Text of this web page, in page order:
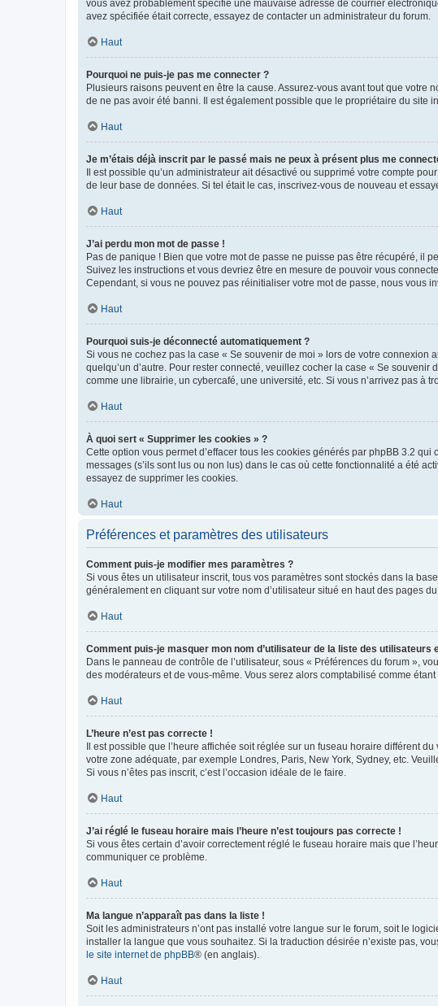
vous avez probablement spécifié une mauvaise adresse de courrier
avez spécifiée était correcte, essayez de contacter un administrateur du forum.
Haut
Pourquoi ne puis-je pas me connecter ?
Plusieurs raisons peuvent en être la cause. Assurez-vous avant tout que votre
de ne pas avoir été banni. Il est également possible que le propriétaire du site
Haut
Je m’étais déjà inscrit par le passé mais ne peux à présent plus me
Il est possible qu’un administrateur ait désactivé ou supprimé votre compte
de leur base de données. Si tel était le cas, inscrivez-vous de nouveau et
Haut
J’ai perdu mon mot de passe !
Pas de panique ! Bien que votre mot de passe ne puisse pas être récupéré, il
Suivez les instructions et vous devriez être en mesure de pouvoir vous
Cependant, si vous ne pouvez pas réinitialiser votre mot de passe, nous vous
Haut
Pourquoi suis-je déconnecté automatiquement ?
Si vous ne cochez pas la case « Se souvenir de moi » lors de votre connexion
quelqu’un d’autre. Pour rester connecté, veuillez cocher la case « Se
comme une librairie, un cybercafé, une université, etc. Si vous n’arrivez pas à
Haut
À quoi sert « Supprimer les cookies » ?
Cette option vous permet d’effacer tous les cookies générés par phpBB 3.2
messages (s’ils sont lus ou non lus) dans le cas où cette fonctionnalité a été
essayez de supprimer les cookies.
Haut
Préférences et paramètres des utilisateurs
Comment puis-je modifier mes paramètres ?
Si vous êtes un utilisateur inscrit, tous vos paramètres sont stockés dans la
généralement en cliquant sur votre nom d’utilisateur situé en haut des pages
Haut
Comment puis-je masquer mon nom d’utilisateur de la liste des utilisateurs
Dans le panneau de contrôle de l’utilisateur, sous « Préférences du forum »,
des modérateurs et de vous-même. Vous serez alors comptabilisé comme
Haut
L’heure n’est pas correcte !
Il est possible que l’heure affichée soit réglée sur un fuseau horaire différent
votre zone adéquate, par exemple Londres, Paris, New York, Sydney, etc.
Si vous n’êtes pas inscrit, c’est l’occasion idéale de le faire.
Haut
J’ai réglé le fuseau horaire mais l’heure n’est toujours pas correcte !
Si vous êtes certain d’avoir correctement réglé le fuseau horaire mais que
communiquer ce problème.
Haut
Ma langue n’apparaît pas dans la liste !
Soit les administrateurs n’ont pas installé votre langue sur le forum, soit le
installer la langue que vous souhaitez. Si la traduction désirée n’existe pas,
le site internet de phpBB® (en anglais).
Haut